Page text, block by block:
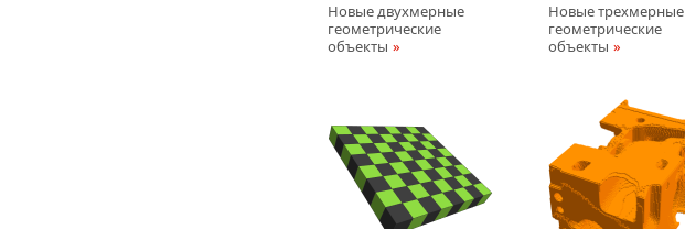
Новые двухмерные
геометрические
объекты
Новые трехмерные
геометрические
объекты